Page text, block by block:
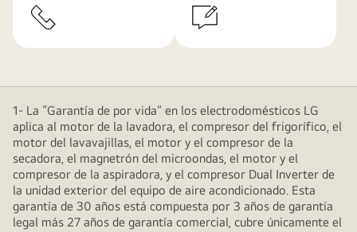
1- La “Garantía de por vida” en los electrodomésticos LG
aplica al motor de la lavadora, el compresor del frigorífico, el
motor del lavavajillas, el motor y el compresor de la
secadora, el magnetrón del microondas, el motor y el
compresor de la aspiradora, y el compresor Dual Inverter de
la unidad exterior del equipo de aire acondicionado. Esta
garantía de 30 años está compuesta por 3 años de garantía
legal más 27 años de garantía comercial, cubre únicamente el